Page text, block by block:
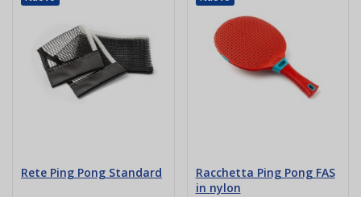
Rete Ping Pong Standard
Racchetta Ping Pong FAS
in nylon